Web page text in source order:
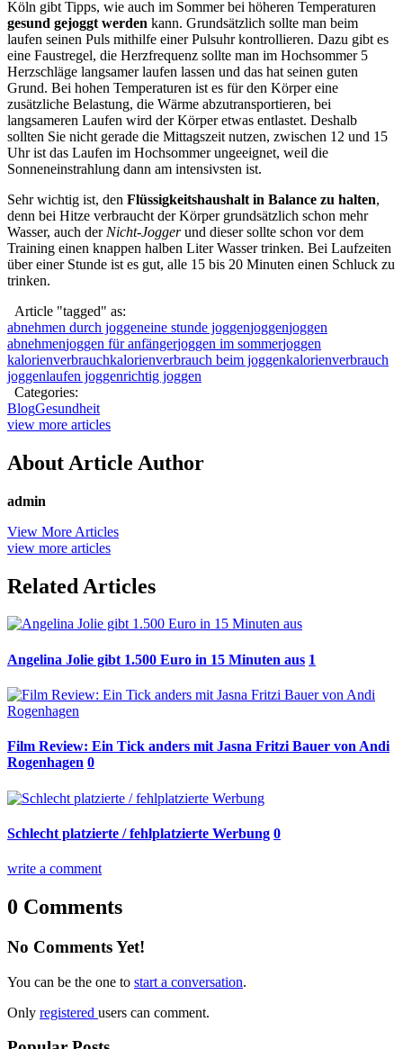
Köln gibt Tipps, wie auch im Sommer bei höheren Temperaturen
gesund gejoggt werden kann. Grundsätzlich sollte man beim
laufen seinen Puls mithilfe einer Pulsuhr kontrollieren. Dazu gibt es
eine Faustregel, die Herzfrequenz sollte man im Hochsommer 5
Herzschläge langsamer laufen lassen und das hat seinen guten
Grund. Bei hohen Temperaturen ist es für den Körper eine
zusätzliche Belastung, die Wärme abzutransportieren, bei
langsameren Laufen wird der Körper etwas entlastet. Deshalb
sollten Sie nicht gerade die Mittagszeit nutzen, zwischen 12 und 15
Uhr ist das Laufen im Hochsommer ungeeignet, weil die
Sonneneinstrahlung dann am intensivsten ist.
Sehr wichtig ist, den Flüssigkeitshaushalt in Balance zu halten,
denn bei Hitze verbraucht der Körper grundsätzlich schon mehr
Wasser, auch der Nicht-Joggerund dieser sollte schon vor dem
Training einen knappen halben Liter Wasser trinken. Bei Laufzeiten
über einer Stunde ist es gut, alle 15 bis 20 Minuten einen Schluck zu
trinken.
Article "tagged" as:
abnehmen durch joggeneine stunde joggenjoggenjoggen
abnehmenjoggen für anfängerjoggen im sommerjoggen
kalorienverbrauchkalorienverbrauch beim joggenkalorienverbrauch
joggenlaufen joggenrichtig joggen
Categories:
BlogGesundheit
view more articles
About Article Author
admin
View More Articles
view more articles
Related Articles
Angelina Jolie gibt 1.500 Euro in 15 Minuten aus 1
Film Review: Ein Tick anders mit Jasna Fritzi Bauer von Andi
Rogenhagen 0
Schlecht platzierte / fehlplatzierte Werbung 0
write a comment
0 Comments
No Comments Yet!
You can be the one to start a conversation.
Only registered users can comment.